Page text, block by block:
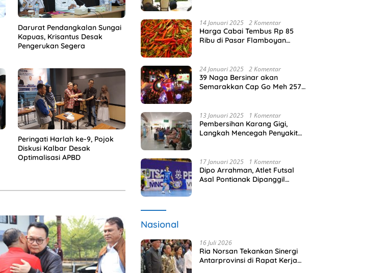
Darurat Pendangkalan Sungai
Kapuas, Krisantus Desak
Pengerukan Segera
Peringati Harlah ke-9, Pojok
Diskusi Kalbar Desak
Optimalisasi APBD
14 Januari 2025 2 Komentar
Harga Cabai Tembus Rp 85
Ribu di Pasar Flamboyan
24 Januari 2025 2 Komentar
39 Naga Bersinar akan
Semarakkan Cap Go Meh 2576
13 Januari 2025 1 Komentar
Pembersihan Karang Gigi,
Langkah Mencegah Penyakit
17 Januari 2025 1 Komentar
Dipo Arrahman, Atlet Futsal
Asal Pontianak Dipanggil
Nasional
16 Juli 2026
Ria Norsan Tekankan Sinergi
Antarprovinsi di Rapat Kerja